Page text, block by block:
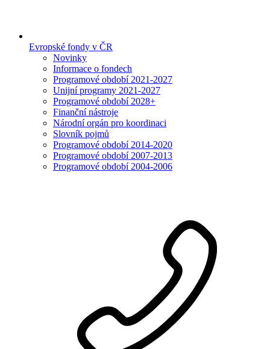
Evropské fondy v ČR
Novinky
Informace o fondech
Programové období 2021-2027
Unijní programy 2021-2027
Programové období 2028+
Finanční nástroje
Národní orgán pro koordinaci
Slovník pojmů
Programové období 2014-2020
Programové období 2007-2013
Programové období 2004-2006